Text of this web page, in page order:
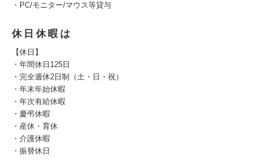
・PC/モニター/マウス等貸与
休日休暇は
【休日】
・年間休日125日
・完全週休2日制（土・日・祝）
・年末年始休暇
・年次有給休暇
・慶弔休暇
・産休・育休
・介護休暇
・振替休日